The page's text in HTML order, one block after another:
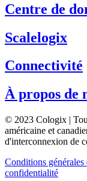
Centre de
Scalelogix
Connectivité
À propos de
© 2023 Cologix |
américaine et
d'interconnexion de
Conditions
confidentialité